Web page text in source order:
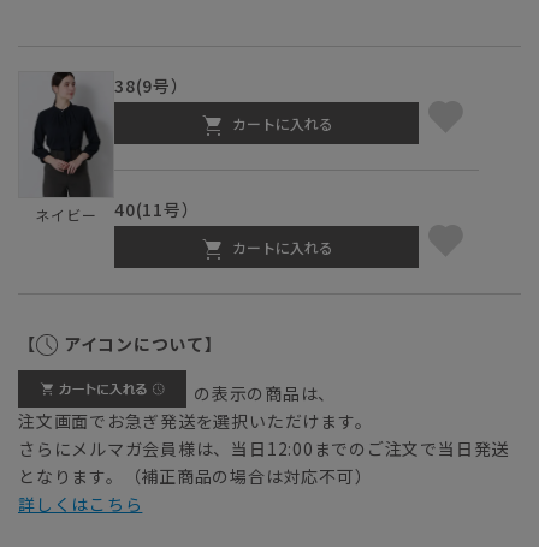
ネイビー
38(9号）
カートに入れる
40(11号）
カートに入れる
【 アイコンについて】
の表示の商品は、
注文画面でお急ぎ発送を選択いただけます。
さらにメルマガ会員様は、当日12:00までのご注文で当日発送
となります。（補正商品の場合は対応不可）
詳しくはこちら